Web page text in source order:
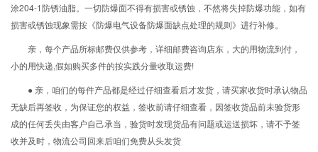
涂204-1防锈油脂。一切防爆面不得有损害或锈蚀，不然将失掉防爆功能，如有
损害或锈蚀现象需按《防爆电气设备防爆面缺点处理的规则》进行补修。
亲，每个产品所标邮费仅供参考，详细邮费咨询店东，大的用物流到付，
小的用快递,假如购买多件的按实践分量收取运费!
● 亲，咱们的每件产品都是经过仔细查看后才发货，请买家收货时承认物品
无缺后再签收，为保证您的权益，签收前请仔细查看，因签收货品前未验货形
成的任何丢失由客户自己承当，验货时发现货品有问题或运送损坏，请不予签
收并及时，物流公司回来后咱们免费从头发货